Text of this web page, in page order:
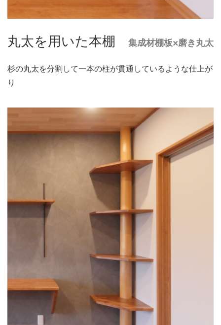
丸太を用いた本棚 集成材棚板×磨き丸太
杉の丸太を分割して一本の柱が貫通しているような仕上が
り